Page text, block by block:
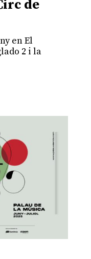
de
en El
2 i la